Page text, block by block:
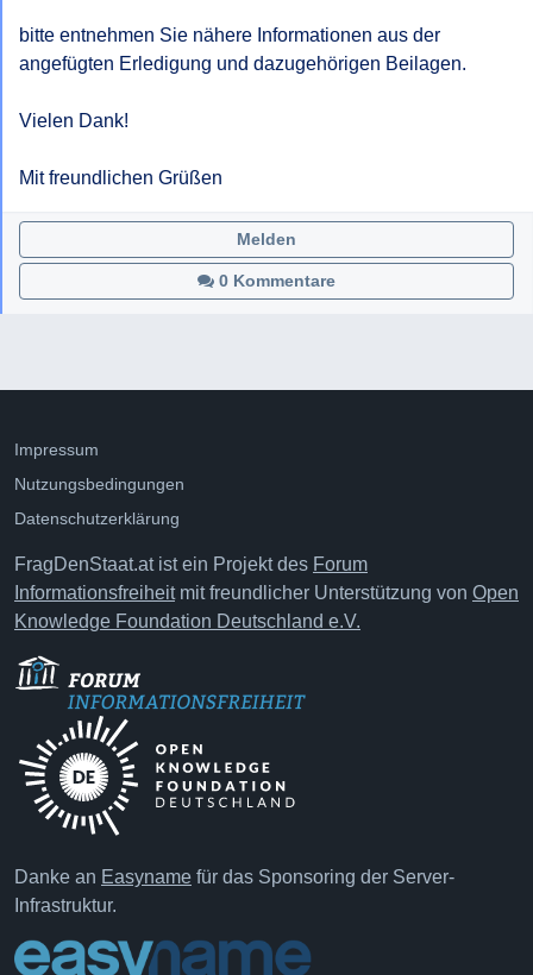
bitte entnehmen Sie nähere Informationen aus der
angefügten Erledigung und dazugehörigen Beilagen.
Vielen Dank!
Mit freundlichen Grüßen
0 Kommentare
Melden
Impressum
Nutzungsbedingungen
Datenschutzerklärung
FragDenStaat.at ist ein Projekt des Forum
Informationsfreiheitmit freundlicher Unterstützung von Open
Knowledge Foundation Deutschland e.V.
Danke an Easyname für das Sponsoring der Server-
Infrastruktur.